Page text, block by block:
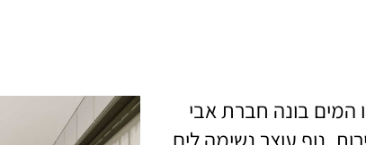
על קו המים בונה חברת אבי